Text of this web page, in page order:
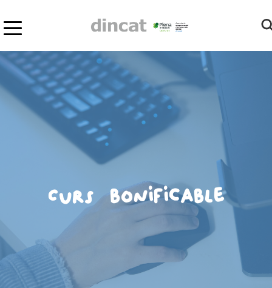
Curs bonificable